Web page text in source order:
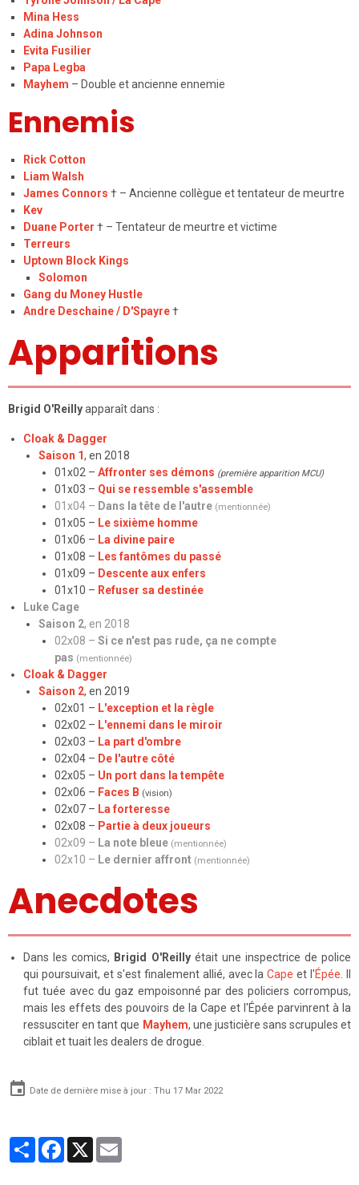
Mina Hess
Adina Johnson
Evita Fusilier
Papa Legba
Mayhem – Double et ancienne ennemie
Ennemis
Rick Cotton
Liam Walsh
James Connors † – Ancienne collègue et tentateur de meurtre
Kev
Duane Porter † – Tentateur de meurtre et victime
Terreurs
Uptown Block Kings
Solomon
Gang du Money Hustle
Andre Deschaine / D'Spayre†
Apparitions
Brigid O'Reillyapparaît dans :
Cloak & Dagger
Saison 1, en 2018
01x02 – Affronter ses démons (première apparition MCU)
01x03 – Qui se ressemble s'assemble
01x04 – Dans la tête de l'autre (mentionnée)
01x05 – Le sixième homme
01x06 – La divine paire
01x08 – Les fantômes du passé
01x09 – Descente aux enfers
01x10 – Refuser sa destinée
Luke Cage
Saison 2, en 2018
02x08 – Si ce n'est pas rude, ça ne compte
pas (mentionnée)
Cloak & Dagger
Saison 2, en 2019
02x01 – L'exception et la règle
02x02 – L'ennemi dans le miroir
02x03 – La part d'ombre
02x04 – De l'autre côté
02x05 – Un port dans la tempête
02x06 – Faces B (vision)
02x07 – La forteresse
02x08 – Partie à deux joueurs
02x09 – La note bleue (mentionnée)
02x10 – Le dernier affront (mentionnée)
Anecdotes
Dans les comics, Brigid O'Reillyétait une inspectrice de police
qui poursuivait, et s'est finalement allié, avec laCape et l'Épée. Il
fut tuée avec du gaz empoisonné par des policiers corrompus,
mais les effets des pouvoirs de la Cape et l'Épée parvinrent à la
ressusciter en tant que Mayhem, une justicière sans scrupules et
ciblait et tuait les dealers de drogue.
Date de dernière mise à jour : Thu 17 Mar 2022
PartagerFacebook
X